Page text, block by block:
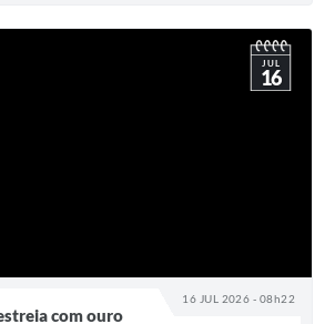
16 JUL 2026 - 08h22
JUL
16
com ouro